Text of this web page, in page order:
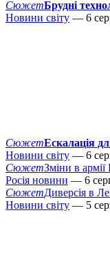
СюжетБрудні
Новини світу — 6
СюжетЕскалація
Новини світу — 6
СюжетЗміни в
Росія новини — 6
СюжетДиверсія в
Новини світу — 5